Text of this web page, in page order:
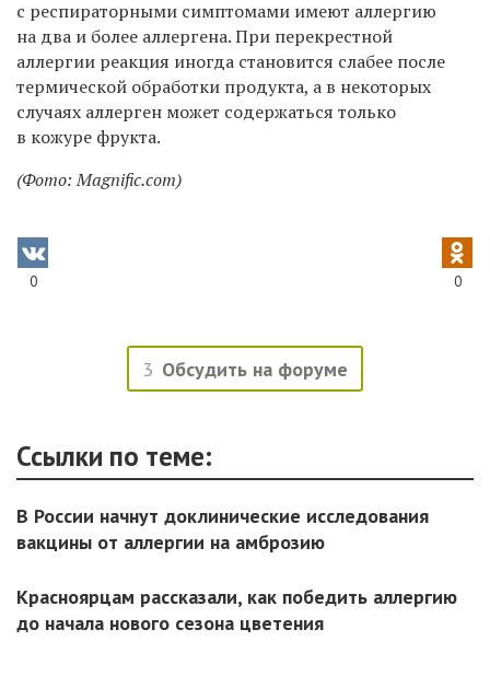
с респираторными симптомами имеют аллергию
на два и более аллергена. При перекрестной
аллергии реакция иногда становится слабее после
термической обработки продукта, а в некоторых
случаях аллерген может содержаться только
в кожуре фрукта.
(Фото: Magnific.com)
0 0
3 Обсудить на форуме
Ссылки по теме:
В России начнут доклинические исследования
вакцины от аллергии на амброзию
Красноярцам рассказали, как победить аллергию
до начала нового сезона цветения